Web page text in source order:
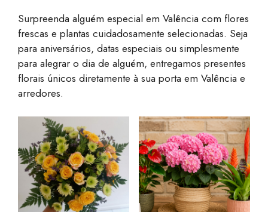
Surpreenda alguém especial em Valência com flores
frescas e plantas cuidadosamente selecionadas. Seja
para aniversários, datas especiais ou simplesmente
para alegrar o dia de alguém, entregamos presentes
florais únicos diretamente à sua porta em Valência e
arredores.